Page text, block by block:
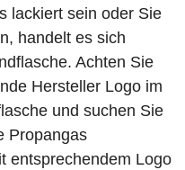
lackiert sein oder Sie
handelt es sich
Achten Sie
Hersteller Logo im
und suchen Sie
Propangas
entsprechendem Logo